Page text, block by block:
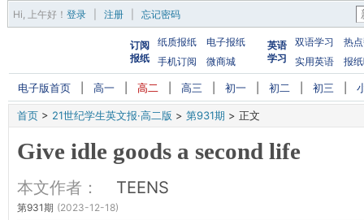
Hi, 上午好 ！ 登录 注册 忘记密码
订阅
报纸
纸质报纸
电子报纸
手机订阅
微商城
英语
学习
双语学习
热
实用英语
报
电子版首页 高一 高二 高三 初一 初二 初三
首页 > 21世纪学生英文报·高二版 > 第931期 > 正文
Give idle goods a second life
本文作者： TEENS
第931期 (2023-12-18)